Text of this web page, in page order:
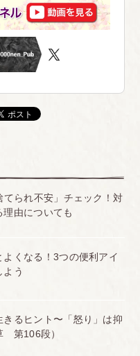
てられ不安」チェック！対
由についても
くなる！3つの便利アイ
よう
きるヒント〜「怒り」は抑
第106段）